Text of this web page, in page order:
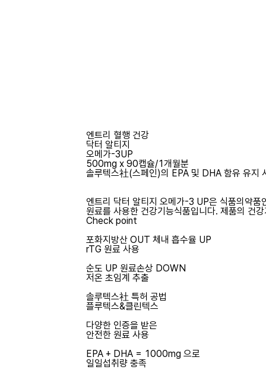
엔트리 혈행 건강
닥터 알티지
오메가-3UP
500mg x 90캡슐/1개월분
솔루텍스社(스페인)의 EPA 및 DHA 함유 유지
엔트리 닥터 알티지 오메가-3 UP은 식품의약품
원료를 사용한 건강기능식품입니다. 제품의 건
Check point
포화지방산 OUT 체내 흡수율 UP
rTG 원료 사용
순도 UP 원료손상 DOWN
저온 초임계 추출
솔루텍스社 특허 공법
플루텍스&클린텍스
다양한 인증을 받은
안전한 원료 사용
EPA + DHA = 1000mg 으로
일일섭취량 충족